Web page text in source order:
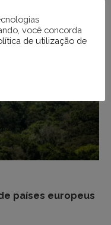
países europeus
você concorda
de utilização de